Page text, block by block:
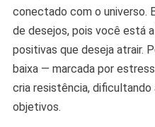
conectado com o universo.
de desejos, pois você está
positivas que deseja atrair.
baixa — marcada por
cria resistência, dificultando
objetivos.